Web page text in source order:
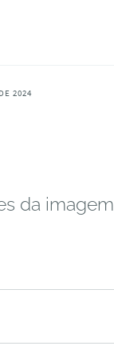
2024
da imagem